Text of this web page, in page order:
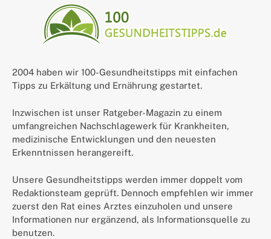
2004 haben wir 100-Gesundheitstipps mit einfachen
Tipps zu Erkältung und Ernährung gestartet.
Inzwischen ist unser Ratgeber-Magazin zu einem
umfangreichen Nachschlagewerk für Krankheiten,
medizinische Entwicklungen und den neuesten
Erkenntnissen herangereift.
Unsere Gesundheitstipps werden immer doppelt vom
Redaktionsteam geprüft. Dennoch empfehlen wir immer
zuerst den Rat eines Arztes einzuholen und unsere
Informationen nur ergänzend, als Informationsquelle zu
benutzen.